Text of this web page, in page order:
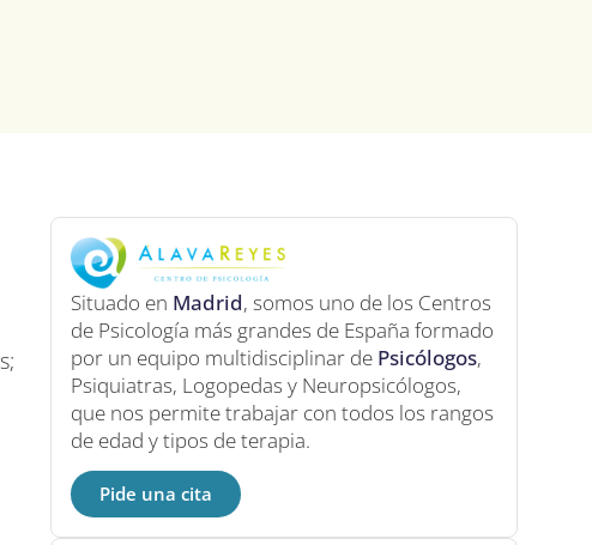
Situado en Madrid, somos uno de los Centros
de Psicología más grandes de España formado
por un equipo multidisciplinar de Psicólogos,
Psiquiatras, Logopedas y Neuropsicólogos,
que nos permite trabajar con todos los rangos
de edad y tipos de terapia.
Pide una cita